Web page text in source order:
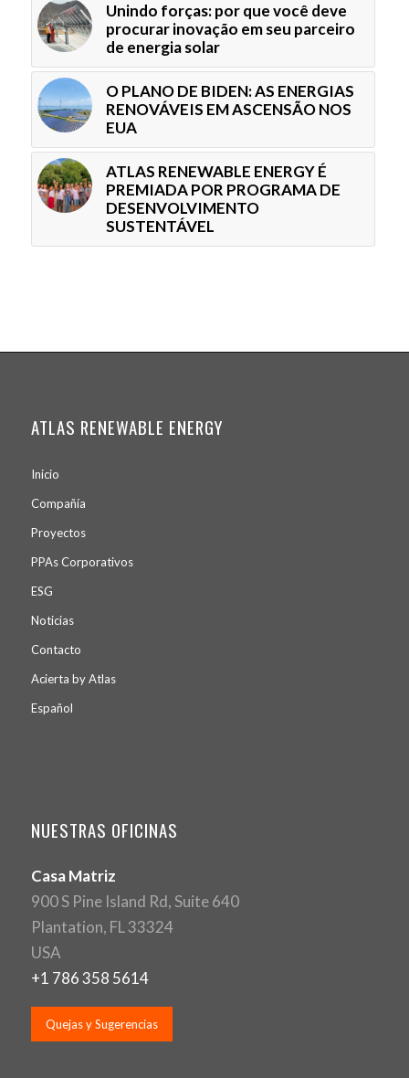
Unindo forças: por que você deve
procurar inovação em seu parceiro
de energia solar
O PLANO DE BIDEN: AS ENERGIAS
RENOVÁVEIS EM ASCENSÃO NOS
EUA
ATLAS RENEWABLE ENERGY É
PREMIADA POR PROGRAMA DE
DESENVOLVIMENTO
SUSTENTÁVEL
ATLAS RENEWABLE ENERGY
Inicio
Compañía
Proyectos
PPAsCorporativos
ESG
Noticias
Contacto
Acierta by Atlas
Español
NUESTRAS OFICINAS
Casa Matriz
900 S Pine Island Rd, Suite 640
Plantation, FL 33324
USA
+1 786 358 5614
Quejas y Sugerencias